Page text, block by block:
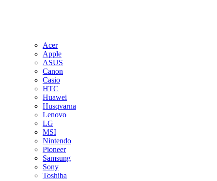
Acer
Apple
ASUS
Canon
Casio
HTC
Huawei
Husqvarna
Lenovo
LG
MSI
Nintendo
Pioneer
Samsung
Sony
Toshiba